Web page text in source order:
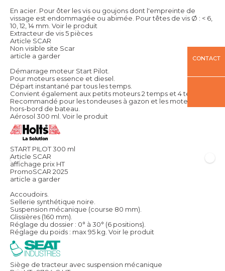
En acier. Pour ôter les vis ou goujons dont l'empreinte de
vissage est endommagée ou abimée. Pour têtes de vis Ø : < 6,
10, 12, 14 mm. Voir le produit
Extracteur de vis 5 pièces
Article SCAR
Non visible site Scar
article a garder
Démarrage moteur Start Pilot.
Pour moteurs essence et diesel.
Départ instantané par tous les temps.
Convient également aux petits moteurs 2 temps et 4 temps.
Recommandé pour les tondeuses à gazon et les moteurs
hors-bord de bateau.
Aérosol 300 ml. Voir le produit
START PILOT 300 ml
Article SCAR
affichage prix HT
PromoSCAR 2025
article a garder
Accoudoirs.
Sellerie synthétique noire.
Suspension mécanique (course 80 mm).
Glissières (160 mm).
Réglage du dossier : 0° à 30° (6 positions).
Réglage du poids : max 95 kg. Voir le produit
Siège de tracteur avec suspension mécanique
CONTACT